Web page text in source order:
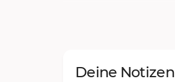
Deine Notizen